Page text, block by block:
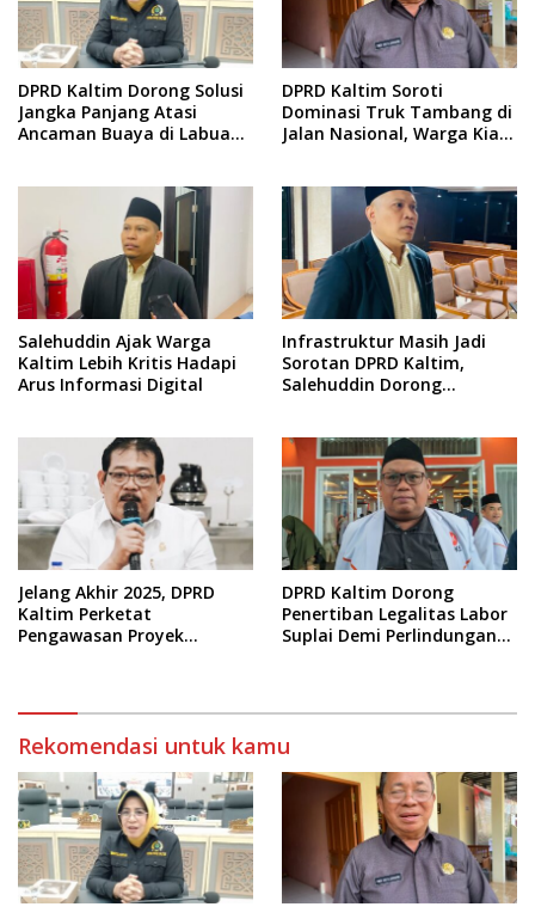
DPRD Kaltim Dorong Solusi
Jangka Panjang Atasi
Ancaman Buaya di Labuan
DPRD Kaltim Soroti
Dominasi Truk Tambang di
Jalan Nasional, Warga Kian
Salehuddin Ajak Warga
Kaltim Lebih Kritis Hadapi
Arus Informasi Digital
Infrastruktur Masih Jadi
Sorotan DPRD Kaltim,
Salehuddin Dorong
Jelang Akhir 2025, DPRD
Kaltim Perketat
Pengawasan Proyek
DPRD Kaltim Dorong
Penertiban Legalitas Labor
Suplai Demi Perlindungan
Rekomendasi untuk kamu